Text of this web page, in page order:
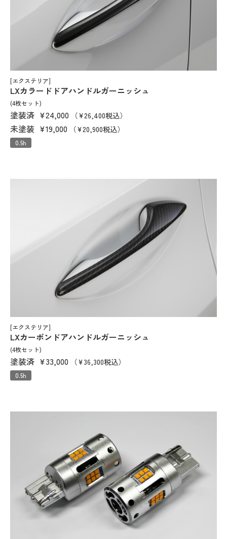
[エクステリア]
LXカラードドアハンドルガーニッシュ
(4枚セット)
塗装済 ¥24,000 （¥26,400税込）
未塗装 ¥19,000 （¥20,900税込）
0.5h
[エクステリア]
LXカーボンドアハンドルガーニッシュ
(4枚セット)
塗装済 ¥33,000 （¥36,300税込）
0.5h